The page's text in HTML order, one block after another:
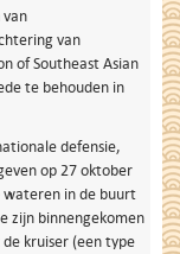
van
of Southeast Asian
te behouden in
defensie,
op 27 oktober
wateren in de buurt
zijn binnengekomen
kruiser (een type